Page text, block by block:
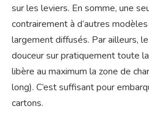
sur les leviers. En somme, une
contrairement à d’autres
largement diffusés. Par ailleurs,
douceur sur pratiquement toute
libère au maximum la zone de
long). C’est suffisant pour
cartons.